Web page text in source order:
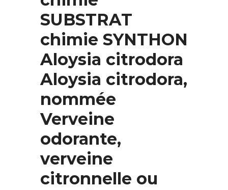
SUBSTRAT
chimie SYNTHON
Aloysia citrodora
Aloysia citrodora,
nommée
Verveine
odorante,
verveine
citronnelle ou